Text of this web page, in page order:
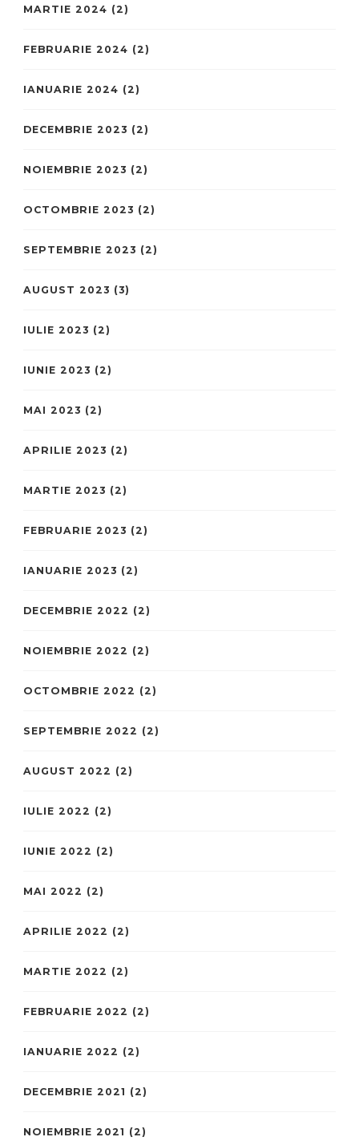
MARTIE 2024 (2)
FEBRUARIE 2024 (2)
IANUARIE 2024 (2)
DECEMBRIE 2023 (2)
NOIEMBRIE 2023 (2)
OCTOMBRIE 2023 (2)
SEPTEMBRIE 2023 (2)
AUGUST 2023 (3)
IULIE 2023 (2)
IUNIE 2023 (2)
MAI 2023 (2)
APRILIE 2023 (2)
MARTIE 2023 (2)
FEBRUARIE 2023 (2)
IANUARIE 2023 (2)
DECEMBRIE 2022 (2)
NOIEMBRIE 2022 (2)
OCTOMBRIE 2022 (2)
SEPTEMBRIE 2022 (2)
AUGUST 2022 (2)
IULIE 2022 (2)
IUNIE 2022 (2)
MAI 2022 (2)
APRILIE 2022 (2)
MARTIE 2022 (2)
FEBRUARIE 2022 (2)
IANUARIE 2022 (2)
DECEMBRIE 2021 (2)
NOIEMBRIE 2021 (2)